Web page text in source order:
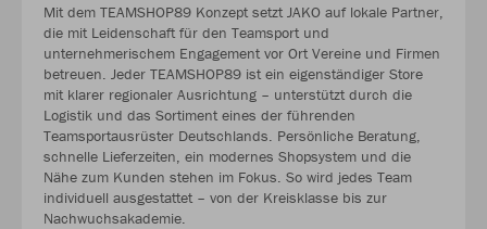
Mit dem TEAMSHOP89 Konzept setzt JAKO auf lokale Partner,
die mit Leidenschaft für den Teamsport und
unternehmerischem Engagement vor Ort Vereine und Firmen
betreuen. Jeder TEAMSHOP89 ist ein eigenständiger Store
mit klarer regionaler Ausrichtung – unterstützt durch die
Logistik und das Sortiment eines der führenden
Teamsportausrüster Deutschlands. Persönliche Beratung,
schnelle Lieferzeiten, ein modernes Shopsystem und die
Nähe zum Kunden stehen im Fokus. So wird jedes Team
individuell ausgestattet – von der Kreisklasse bis zur
Nachwuchsakademie.